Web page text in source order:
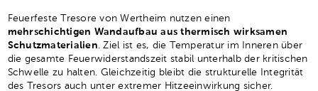
Feuerfeste Tresore von Wertheim nutzen einen
mehrschichtigen Wandaufbau aus thermisch wirksamen
Schutzmaterialien. Ziel ist es, die Temperatur im Inneren über
die gesamte Feuerwiderstandszeit stabil unterhalb der kritischen
Schwelle zu halten. Gleichzeitig bleibt die strukturelle Integrität
des Tresors auch unter extremer Hitzeeinwirkung sicher.